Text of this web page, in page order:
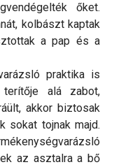
őket.
kolbászt kaptak
a pap és a
praktika is
alá zabot,
akkor biztosak
sokat tojnak majd.
az asztalra a bő